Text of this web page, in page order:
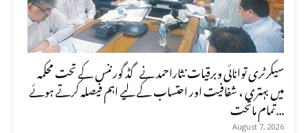
سیکرٹری توانائی وبرقیات نثاراحمد نے گڈ گورننس کے تحت محکمہ
میں بہتری ، شفافیت اور احتساب کے لیے اہم فیصلہ کرتے ہوئے
تمام ماتحت...
August 7, 2026